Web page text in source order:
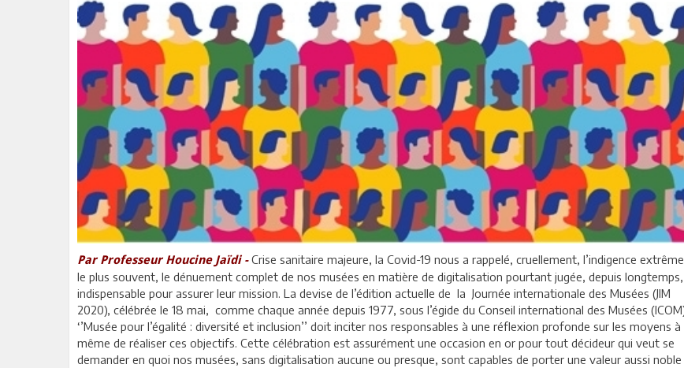
Par Professeur Houcine Jaïdi -Crise sanitaire majeure, la Covid-19 nous a rappelé, cruellement, l’indigence
le plus souvent, le dénuement complet de nos musées en matière de digitalisation pourtant jugée, depuis longtemps,
indispensable pour assurer leur mission. La devise de l’édition actuelle de la Journée internationale des Musées (JIM
2020), célébrée le 18 mai, comme chaque année depuis 1977, sous l’égide du Conseil international des Musées
‘’Musée pour l’égalité : diversité et inclusion’’ doit inciter nos responsables à une réflexion profonde sur les moyens à
même de réaliser ces objectifs. Cette célébration est assurément une occasion en or pour tout décideur qui veut se
demander en quoi nos musées, sans digitalisation aucune ou presque, sont capables de porter une valeur aussi noble